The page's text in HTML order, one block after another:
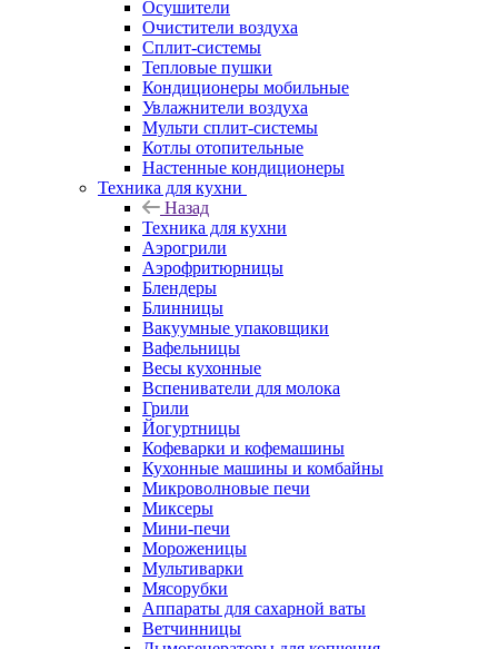
Осушители
Очистители воздуха
Сплит-системы
Тепловые пушки
Кондиционеры мобильные
Увлажнители воздуха
Мульти сплит-системы
Котлы отопительные
Настенные кондиционеры
Техника для кухни
Назад
Техника для кухни
Аэрогрили
Аэрофритюрницы
Блендеры
Блинницы
Вакуумные упаковщики
Вафельницы
Весы кухонные
Вспениватели для молока
Грили
Йогуртницы
Кофеварки и кофемашины
Кухонные машины и комбайны
Микроволновые печи
Миксеры
Мини-печи
Мороженицы
Мультиварки
Мясорубки
Аппараты для сахарной ваты
Ветчинницы